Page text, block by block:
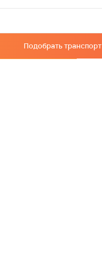
Подобрать транспорт